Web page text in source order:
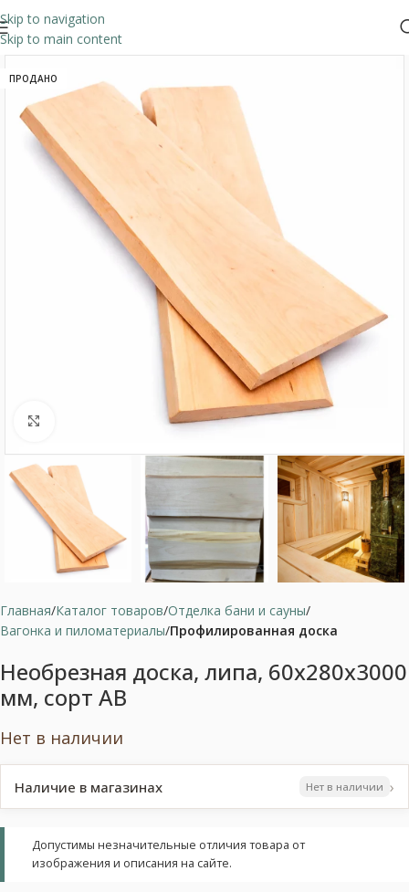
Skip to navigation
Skip to main content
ПРОДАНО
Нажмите, чтобы увеличить
Главная Каталог товаров Отделка бани и сауны
Вагонка и пиломатериалы Профилированная доска
Необрезная доска, липа, 60x280x3000
мм, сорт AB
Нет в наличии
Наличие в магазинах Нет в наличии ›
Допустимы незначительные отличия товара от
изображения и описания на сайте.